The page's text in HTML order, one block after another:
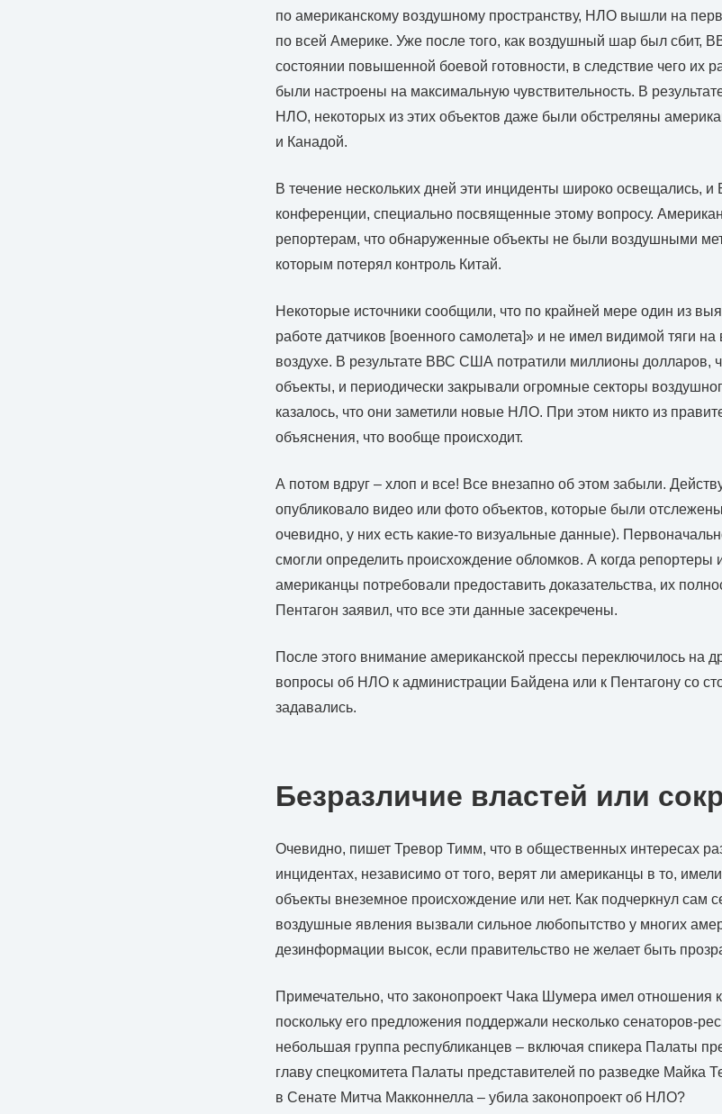
по американскому воздушному пространству, НЛО вышли на
по всей Америке. Уже после того, как воздушный шар был сбит,
состоянии повышенной боевой готовности, в следствие чего их
были настроены на максимальную чувствительность. В
НЛО, некоторых из этих объектов даже были обстреляны
и Канадой.
В течение нескольких дней эти инциденты широко освещались,
конференции, специально посвященные этому вопросу.
репортерам, что обнаруженные объекты не были воздушными
которым потерял контроль Китай.
Некоторые источники сообщили, что по крайней мере один из
работе датчиков [военного самолета]» и не имел видимой тяги
воздухе. В результате ВВС США потратили миллионы долларов,
объекты, и периодически закрывали огромные секторы
казалось, что они заметили новые НЛО. При этом никто из
объяснения, что вообще происходит.
А потом вдруг – хлоп и все! Все внезапно об этом забыли.
опубликовало видео или фото объектов, которые были
очевидно, у них есть какие-то визуальные данные).
смогли определить происхождение обломков. А когда репортеры
американцы потребовали предоставить доказательства, их
Пентагон заявил, что все эти данные засекречены.
После этого внимание американской прессы переключилось на
вопросы об НЛО к администрации Байдена или к Пентагону со
задавались.
Безразличие властей или
Очевидно, пишет Тревор Тимм, что в общественных интересах
инцидентах, независимо от того, верят ли американцы в то,
объекты внеземное происхождение или нет. Как подчеркнул
воздушные явления вызвали сильное любопытство у многих
дезинформации высок, если правительство не желает быть
Примечательно, что законопроект Чака Шумера имел отношения
поскольку его предложения поддержали несколько сенаторов-
небольшая группа республиканцев – включая спикера Палаты
главу спецкомитета Палаты представителей по разведке Майка
в Сенате Митча Макконнелла – убила законопроект об НЛО?